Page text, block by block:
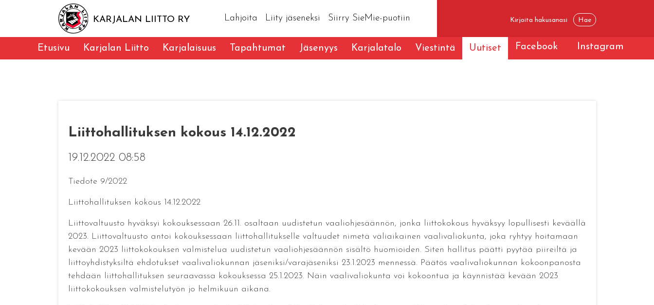
KARJALAN LIITTO RY Lahjoita Liity jäseneksi Siirry SieMie-puotiin
Etusivu Karjalan Liitto Karjalaisuus Tapahtumat Jäsenyys Karjalatalo Viestintä Uutiset Facebook Instagram
Liittohallituksen kokous 14.12.2022
19.12.2022 08:58
Tiedote 9/2022
Liittohallituksen kokous 14.12.2022
Liittovaltuusto hyväksyi kokouksessaan 26.11. osaltaan uudistetun vaaliohjesäännön, jonka liittokokous hyväksyy lopullisesti keväällä
2023. Liittovaltuusto antoi kokouksessaan liittohallitukselle valtuudet nimetä väliaikainen vaalivaliokunta, joka ryhtyy hoitamaan
kevään 2023 liittokokouksen valmistelua uudistetun vaaliohjesäännön sisältö huomioiden. Siten hallitus päätti pyytää piireiltä ja
liittoyhdistyksiltä ehdotukset vaalivaliokunnan jäseniksi/varajäseniksi 23.1.2023 mennessä. Päätös vaalivaliokunnan kokoonpanosta
tehdään liittohallituksen seuraavassa kokouksessa 25.1.2023. Näin vaalivaliokunta voi kokoontua ja käynnistää kevään 2023
liittokokouksen valmistelutyön jo helmikuun aikana.